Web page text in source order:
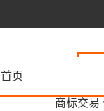
首页
商标交易